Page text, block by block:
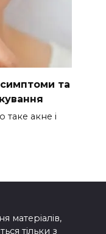
та
таке акне і
матеріалів,
тільки з